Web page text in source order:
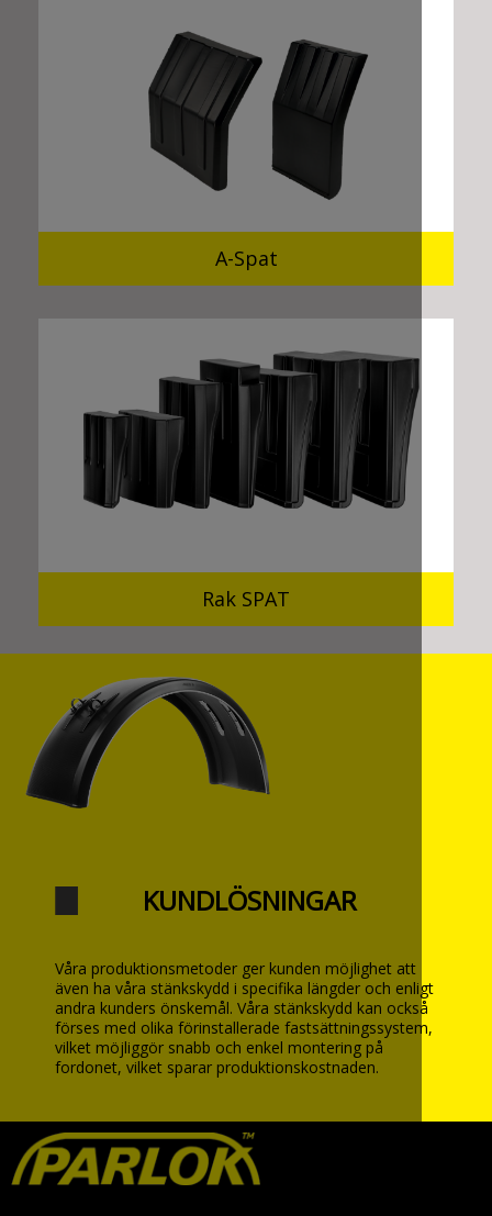
A-Spat
Rak SPAT
KUNDLÖSNINGAR
Våra produktionsmetoder ger kunden möjlighet att
även ha våra stänkskydd i specifika längder och enligt
andra kunders önskemål. Våra stänkskydd kan också
förses med olika förinstallerade fastsättningssystem,
vilket möjliggör snabb och enkel montering på
fordonet, vilket sparar produktionskostnaden.